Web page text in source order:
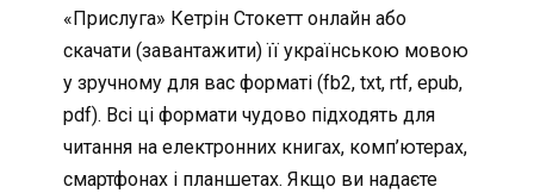
«Прислуга» Кетрін Стокетт онлайн або
скачати (завантажити) її українською мовою
у зручному для вас форматі (fb2, txt, rtf, epub,
pdf). Всі ці формати чудово підходять для
читання на електронних книгах, комп’ютерах,
смартфонах і планшетах. Якщо ви надаєте